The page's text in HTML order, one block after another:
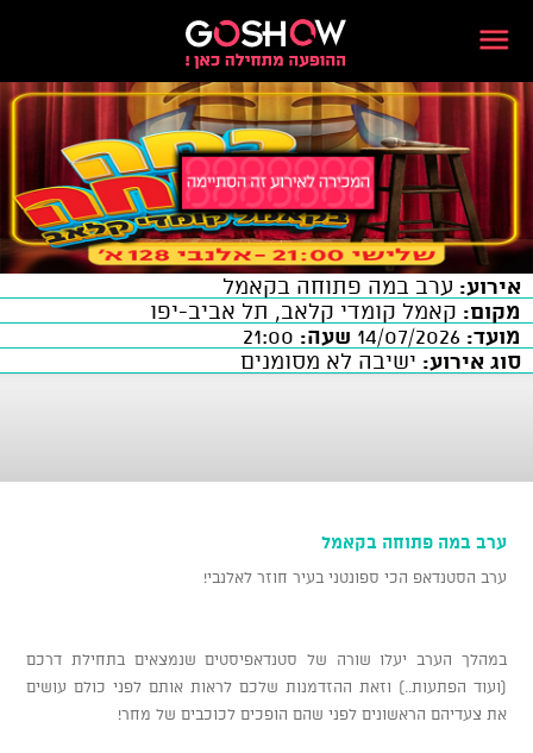
אירוע: ערב במה פתוחה בקאמל
מקום: קאמל קומדי קלאב, תל אביב-יפו
מועד:
שעה:
סוג אירוע: ישיבה לא מסומנים
ערב במה פתוחה בקאמל
ערב הסטנדאפ הכי ספונטני בעיר חוזר לאלנבי!
במהלך הערב יעלו שורה של סטנדאפיסטים שנמצאים בתחילת דרכם
(ועוד הפתעות..) וזאת ההזדמנות שלכם לראות אותם לפני כולם עושים
את צעדיהם הראשונים לפני שהם הופכים לכוכבים של מחר!